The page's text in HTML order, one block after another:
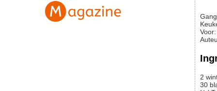
Voor:
2
30